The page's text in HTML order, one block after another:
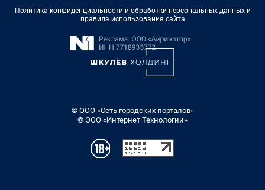
Политика конфиденциальности и обработки персональных данных и
правила использования сайта
© ООО «Сеть городских порталов»
© ООО «Интернет Технологии»